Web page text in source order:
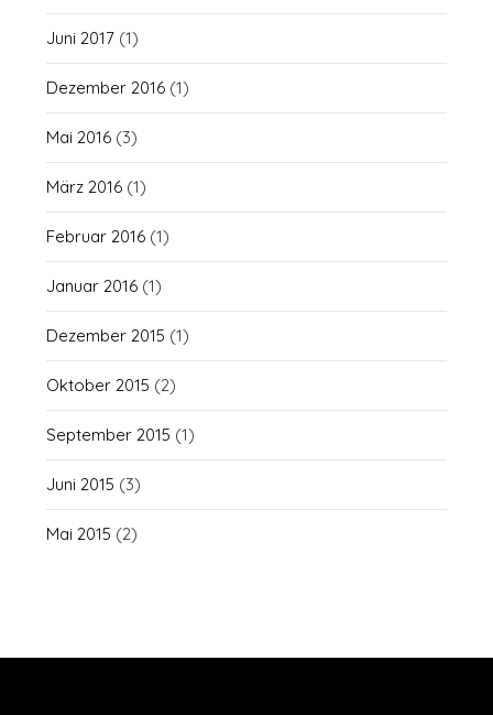
Juni 2017 (1)
Dezember 2016 (1)
Mai 2016 (3)
März 2016 (1)
Februar 2016 (1)
Januar 2016 (1)
Dezember 2015 (1)
Oktober 2015 (2)
September 2015 (1)
Juni 2015 (3)
Mai 2015 (2)